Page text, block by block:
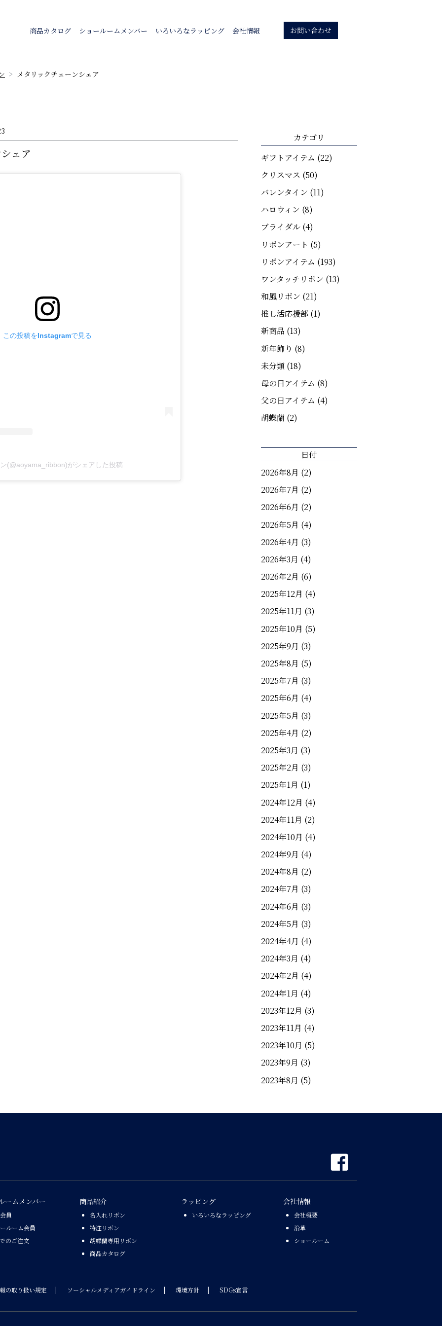
商品カタログ ショールームメンバー いろいろなラッピング 会社情報 お問い合わせ
メタリックチェーンシェア
ェア
この投稿をInstagramで見る
(@aoyama_ribbon)がシェアした投稿
カテゴリ
ギフトアイテム (22)
クリスマス (50)
バレンタイン (11)
ハロウィン (8)
ブライダル(4)
リボンアート (5)
リボンアイテム (193)
ワンタッチリボン (13)
和風リボン (21)
推し活応援部 (1)
新商品 (13)
新年飾り (8)
未分類(18)
母の日アイテム (8)
父の日アイテム (4)
胡蝶蘭(2)
日付
2026年8月 (2)
2026年7月 (2)
2026年6月 (2)
2026年5月 (4)
2026年4月 (3)
2026年3月 (4)
2026年2月 (6)
2025年12月 (4)
2025年11月 (3)
2025年10月 (5)
2025年9月 (3)
2025年8月 (5)
2025年7月 (3)
2025年6月 (4)
2025年5月 (3)
2025年4月 (2)
2025年3月 (3)
2025年2月 (3)
2025年1月 (1)
2024年12月 (4)
2024年11月 (2)
2024年10月 (4)
2024年9月 (4)
2024年8月 (2)
2024年7月 (3)
2024年6月 (3)
2024年5月 (3)
2024年4月 (4)
2024年3月 (4)
2024年2月 (4)
2024年1月 (4)
2023年12月 (3)
2023年11月 (4)
2023年10月 (5)
2023年9月 (3)
2023年8月 (5)
ームメンバー
員
ルーム会員
のご注文
商品紹介
名入れリボン
特注リボン
胡蝶蘭専用リボン
商品カタログ
ラッピング
いろいろなラッピング
会社情報
会社概要
沿革
ショールーム
の取り扱い規定 ソーシャルメディアガイドライン 環境方針 SDGs宣言